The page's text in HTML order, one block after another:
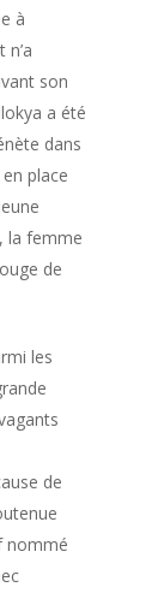
à
son
a été
dans
place
la femme
de
les
de
nommé